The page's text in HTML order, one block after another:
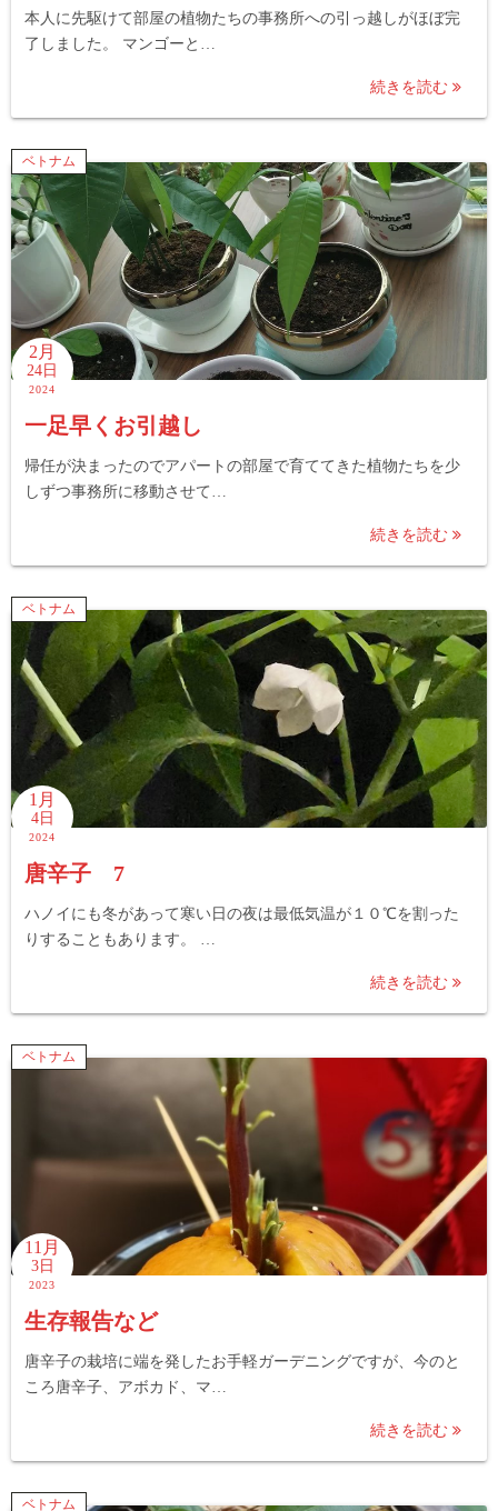
本人に先駆けて部屋の植物たちの事務所への引っ越しがほぼ完
了しました。 マンゴーと…
続きを読む
ベトナム
2月
24日
2024
一足早くお引越し
帰任が決まったのでアパートの部屋で育ててきた植物たちを少
しずつ事務所に移動させて…
続きを読む
ベトナム
1月
4日
2024
唐辛子 7
ハノイにも冬があって寒い日の夜は最低気温が１０℃を割った
りすることもあります。 …
続きを読む
ベトナム
11月
3日
2023
生存報告など
唐辛子の栽培に端を発したお手軽ガーデニングですが、今のと
ころ唐辛子、アボカド、マ…
続きを読む
ベトナム